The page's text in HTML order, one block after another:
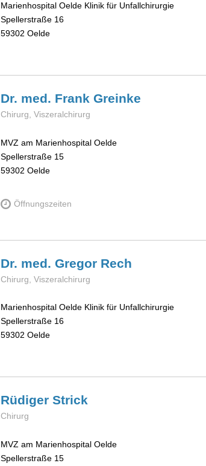
Marienhospital Oelde Klinik für Unfallchirurgie
Spellerstraße 16
59302 Oelde
Dr. med. Frank Greinke
Chirurg, Viszeralchirurg
MVZ am Marienhospital Oelde
Spellerstraße 15
59302 Oelde
Öffnungszeiten
Dr. med. Gregor Rech
Chirurg, Viszeralchirurg
Marienhospital Oelde Klinik für Unfallchirurgie
Spellerstraße 16
59302 Oelde
Rüdiger Strick
Chirurg
MVZ am Marienhospital Oelde
Spellerstraße 15